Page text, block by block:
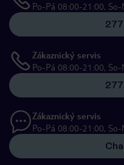
Po-Pá 08:00-21:00,
Zákaznický servis
Po-Pá 08:00-21:00,
Zákaznický servis
Po-Pá 08:00-21:00,